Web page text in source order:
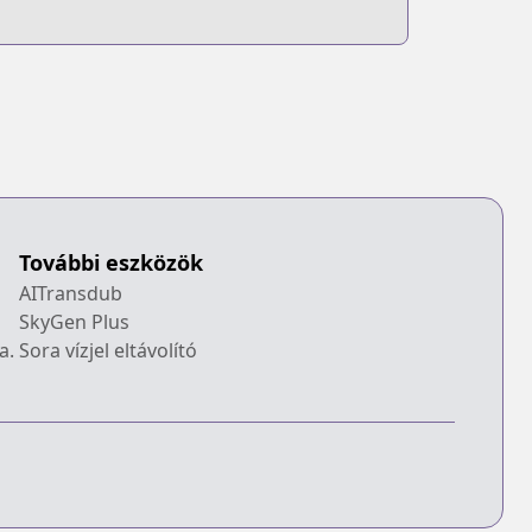
További eszközök
AITransdub
SkyGen Plus
Sora vízjel eltávolító